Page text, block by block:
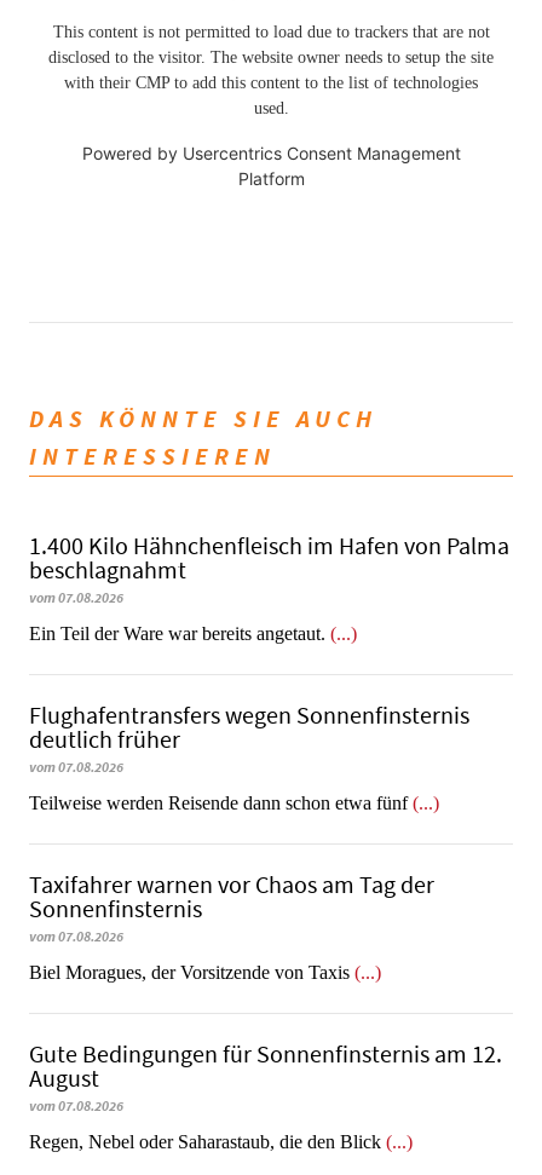
This content is not permitted to load due to trackers that are not
disclosed to the visitor. The website owner needs to setup the site
with their CMP to add this content to the list of technologies
used.
Powered by Usercentrics Consent Management
Platform
DAS KÖNNTE SIE AUCH
INTERESSIEREN
1.400 Kilo Hähnchenfleisch im Hafen von Palma
beschlagnahmt
vom 07.08.2026
​​​​​​​Ein Teil der Ware war bereits angetaut. (...)
Flughafentransfers wegen Sonnenfinsternis
deutlich früher
vom 07.08.2026
Teilweise werden Reisende dann schon etwa fünf(...)
Taxifahrer warnen vor Chaos am Tag der
Sonnenfinsternis
vom 07.08.2026
​​​​​​​Biel Moragues, der Vorsitzende von Taxis (...)
Gute Bedingungen für Sonnenfinsternis am 12.
August
vom 07.08.2026
Regen, Nebel oder Saharastaub, die den Blick (...)